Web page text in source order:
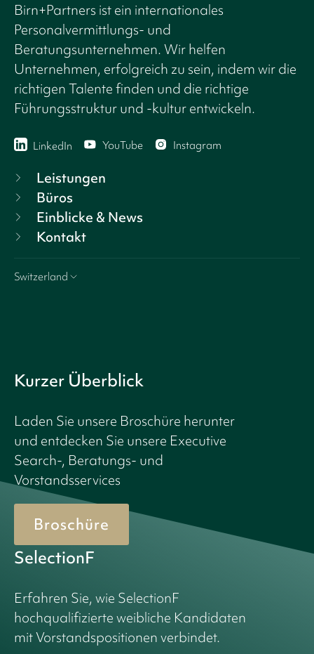
Birn+Partners ist ein internationales
Personalvermittlungs- und
Beratungsunternehmen. Wir helfen
Unternehmen, erfolgreich zu sein, indem wir die
richtigen Talente finden und die richtige
Führungsstruktur und -kultur entwickeln.
LinkedIn YouTube Instagram
Leistungen
Büros
Einblicke & News
Kontakt
Switzerland
Kurzer Überblick
Laden Sie unsere Broschüre herunter
und entdecken Sie unsere Executive
Search-, Beratungs- und
Vorstandsservices
Broschüre
SelectionF
Erfahren Sie, wie SelectionF
hochqualifizierte weibliche Kandidaten
mit Vorstandspositionen verbindet.